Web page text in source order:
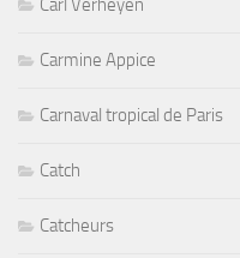
Carl Verheyen
Carmine Appice
Carnaval tropical de Paris
Catch
Catcheurs